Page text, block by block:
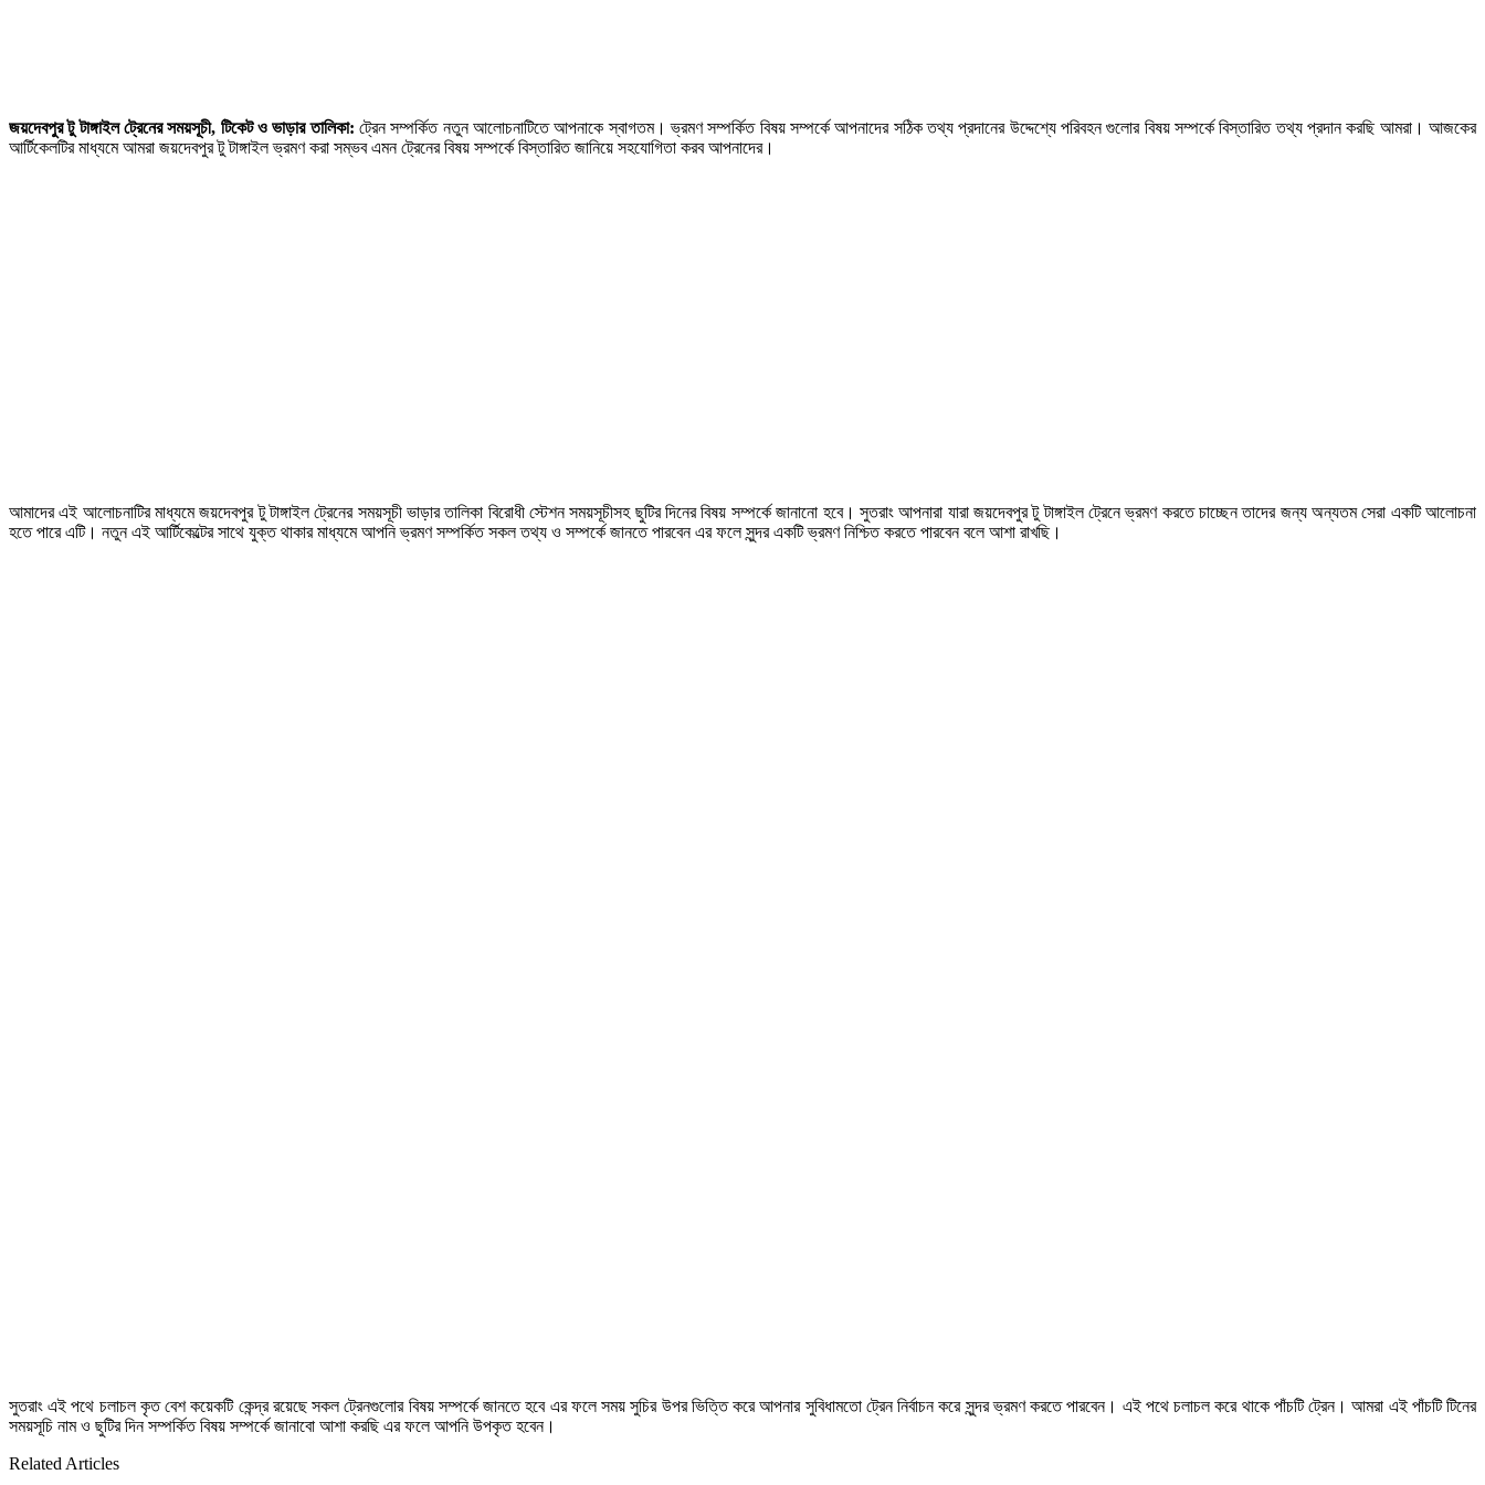
জয়দেবপুর টু টাঙ্গাইল ট্রেনের সময়সূচী, টিকেট ও ভাড়ার তালিকা: ট্রেন সম্পর্কিত নতুন আলোচনাটিতে আপনাকে স্বাগতম। ভ্রমণ সম্পর্কিত বিষয় সম্পর্কে আপনাদের সঠিক তথ্য প্রদানের উদ্দেশ্যে পরিবহন গুলোর বিষয় সম্পর্কে বিস্তারিত তথ্য প্রদান করছি আমরা। আজকের
আর্টিকেলটির মাধ্যমে আমরা জয়দেবপুর টু টাঙ্গাইল ভ্রমণ করা সম্ভব এমন ট্রেনের বিষয় সম্পর্কে বিস্তারিত জানিয়ে সহযোগিতা করব আপনাদের।
আমাদের এই আলোচনাটির মাধ্যমে জয়দেবপুর টু টাঙ্গাইল ট্রেনের সময়সূচী ভাড়ার তালিকা বিরোধী স্টেশন সময়সূচীসহ ছুটির দিনের বিষয় সম্পর্কে জানানো হবে। সুতরাং আপনারা যারা জয়দেবপুর টু টাঙ্গাইল ট্রেনে ভ্রমণ করতে চাচ্ছেন তাদের জন্য অন্যতম সেরা একটি আলোচনা
হতে পারে এটি। নতুন এই আর্টিকেল্টের সাথে যুক্ত থাকার মাধ্যমে আপনি ভ্রমণ সম্পর্কিত সকল তথ্য ও সম্পর্কে জানতে পারবেন এর ফলে সুন্দর একটি ভ্রমণ নিশ্চিত করতে পারবেন বলে আশা রাখছি।
সুতরাং এই পথে চলাচল কৃত বেশ কয়েকটি কেন্দ্র রয়েছে সকল ট্রেনগুলোর বিষয় সম্পর্কে জানতে হবে এর ফলে সময় সুচির উপর ভিত্তি করে আপনার সুবিধামতো ট্রেন নির্বাচন করে সুন্দর ভ্রমণ করতে পারবেন। এই পথে চলাচল করে থাকে পাঁচটি ট্রেন। আমরা এই পাঁচটি টিনের
সময়সূচি নাম ও ছুটির দিন সম্পর্কিত বিষয় সম্পর্কে জানাবো আশা করছি এর ফলে আপনি উপকৃত হবেন।
Related Articles